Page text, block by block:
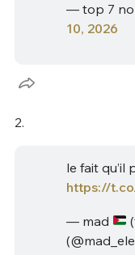
— top 7
10, 2026
2.
le fait
https://
— mad